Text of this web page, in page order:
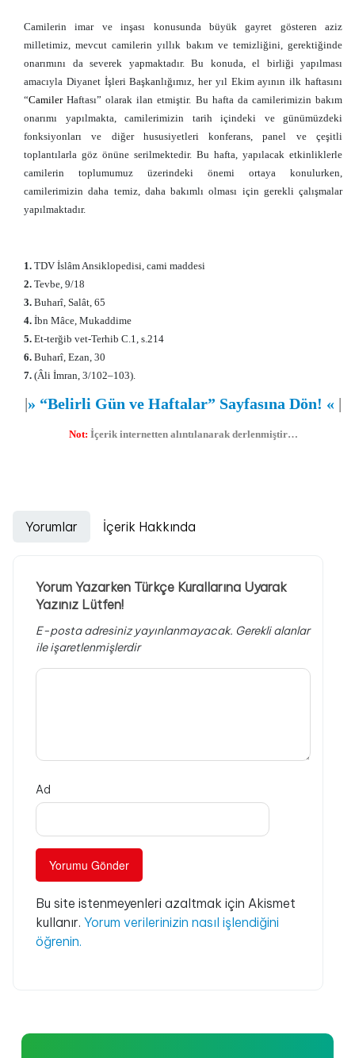
Camilerin imar ve inşası konusunda büyük gayret gösteren aziz
milletimiz, mevcut camilerin yıllık bakım ve temizliğini, gerektiğinde
onarımını da severek yapmaktadır. Bu konuda, el birliği yapılması
amacıyla Diyanet İşleri Başkanlığımız, her yıl Ekim ayının ilk haftasını
“CamilerHaftası” olarak ilan etmiştir. Bu hafta da camilerimizin bakım
onarımı yapılmakta, camilerimizin tarih içindeki ve günümüzdeki
fonksiyonları ve diğer hususiyetleri konferans, panel ve çeşitli
toplantılarla göz önüne serilmektedir. Bu hafta, yapılacak etkinliklerle
camilerin toplumumuz üzerindeki önemi ortaya konulurken,
camilerimizin daha temiz, daha bakımlı olması için gerekli çalışmalar
yapılmaktadır.
1. TDV İslâm Ansiklopedisi, cami maddesi
2. Tevbe, 9/18
3. Buharî, Salât, 65
4. İbn Mâce, Mukaddime
5. Et-terğib vet-Terhib C.1, s.214
6. Buharî, Ezan, 30
7. (Âli İmran, 3/102–103).
|» “Belirli Gün ve Haftalar” Sayfasına Dön! « |
Not: İçerik internetten alıntılanarak derlenmiştir…
Yorumlar İçerik Hakkında
Yorum Yazarken Türkçe Kurallarına Uyarak
Yazınız Lütfen!
E-posta adresiniz yayınlanmayacak. Gerekli alanlar
ile işaretlenmişlerdir
Ad
Bu site istenmeyenleri azaltmak için Akismet
kullanır. Yorum verilerinizin nasıl işlendiğini
öğrenin.